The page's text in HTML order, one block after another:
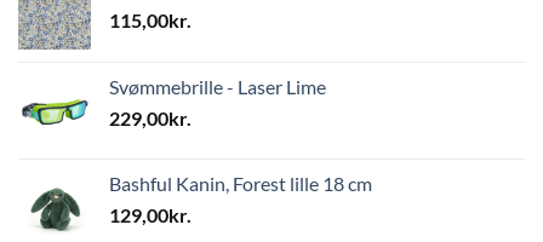
115,00kr.
Svømmebrille - Laser Lime
229,00kr.
Bashful Kanin, Forest lille 18 cm
129,00kr.